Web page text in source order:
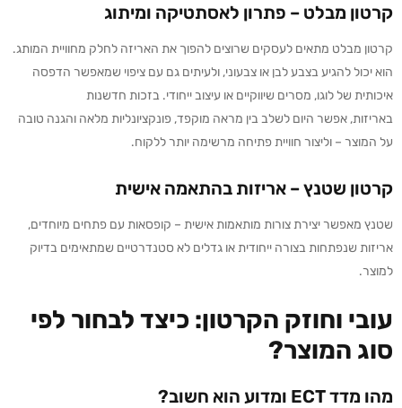
קרטון מבלט – פתרון לאסתטיקה ומיתוג
קרטון מבלט מתאים לעסקים שרוצים להפוך את האריזה לחלק מחוויית המותג.
הוא יכול להגיע בצבע לבן או צבעוני, ולעיתים גם עם ציפוי שמאפשר הדפסה
איכותית של לוגו, מסרים שיווקיים או עיצוב ייחודי. בזכות חדשנות
באריזות, אפשר היום לשלב בין מראה מוקפד, פונקציונליות מלאה והגנה טובה
על המוצר – וליצור חוויית פתיחה מרשימה יותר ללקוח.
קרטון שטנץ – אריזות בהתאמה אישית
שטנץ מאפשר יצירת צורות מותאמות אישית – קופסאות עם פתחים מיוחדים,
אריזות שנפתחות בצורה ייחודית או גדלים לא סטנדרטיים שמתאימים בדיוק
למוצר.
עובי וחוזק הקרטון: כיצד לבחור לפי
סוג המוצר?
מהו מדד ECT ומדוע הוא חשוב?